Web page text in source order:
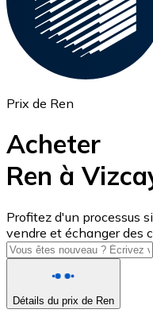
ETH
USD Coin
USDC
Prix de Ren
Acheter
Ren à
Profitez d'un processus
vendre et échanger des
Détails du prix de Ren